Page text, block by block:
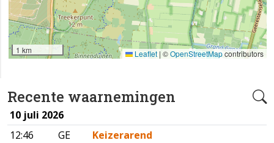
Recente waarnemingen
10 juli 2026
12:46
GE
Keizerarend
1 km Leaflet | ©OpenStreetMapcontributors